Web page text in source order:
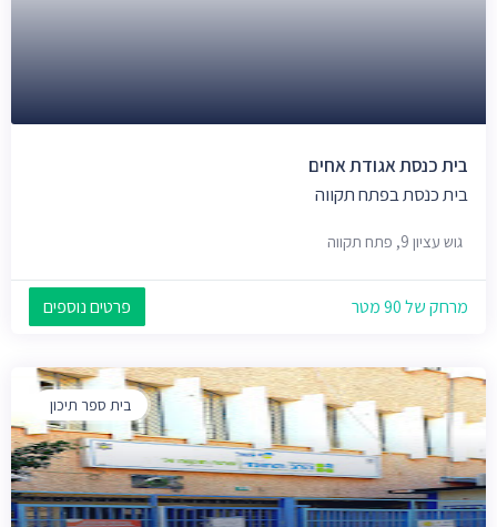
בית כנסת אגודת אחים
בית כנסת בפתח תקווה
גוש עציון 9, פתח תקווה
מרחק של 90 מטר פרטים נוספים
בית ספר תיכון